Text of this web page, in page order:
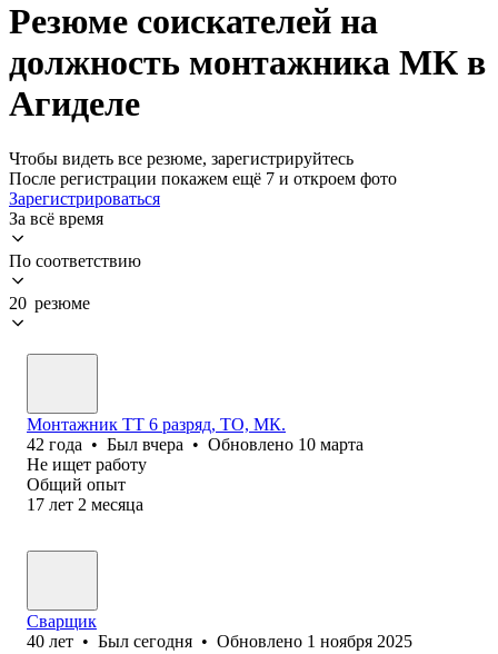
Резюме соискателей на
должность монтажника МК в
Агиделе
Чтобы видеть все резюме, зарегистрируйтесь
После регистрации покажем ещё 7 и откроем фото
Зарегистрироваться
За всё время
По соответствию
20 резюме
Монтажник ТТ 6 разряд, ТО, МК.
42 года • Был вчера • Обновлено 10 марта
Не ищет работу
Общий опыт
17 лет 2 месяца
Сварщик
40 лет • Был сегодня • Обновлено 1 ноября 2025